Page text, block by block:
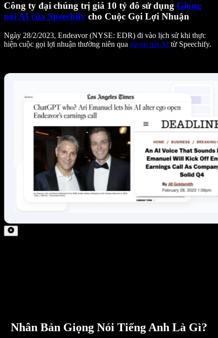
Công ty đại chúng trị giá 10 tỷ đô sử dụng Giọng
nói AI của Speechify cho Cuộc Gọi Lợi Nhuận
Ngày 28/2/2023, Endeavor (NYSE: EDR) đi vào lịch sử khi thực
hiện cuộc gọi lợi nhuận thường niên qua giọng nói AI từ Speechify.
Nhân Bản Giọng Nói Tiếng Anh Là Gì?